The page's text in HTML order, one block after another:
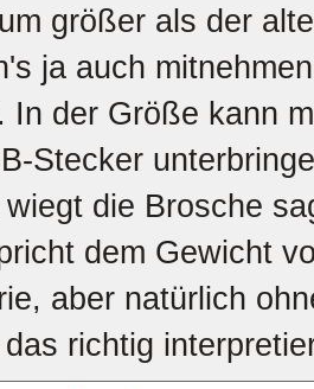
größer als der
ja auch
In der Größe kann
Stecker
die Brosche
dem Gewicht
aber natürlich
richtig